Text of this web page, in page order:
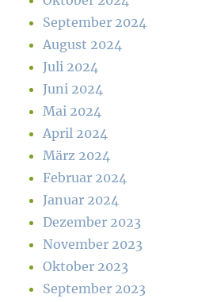
September 2024
August 2024
Juli 2024
Juni 2024
Mai 2024
April 2024
März 2024
Februar 2024
Januar 2024
Dezember 2023
November 2023
Oktober 2023
September 2023